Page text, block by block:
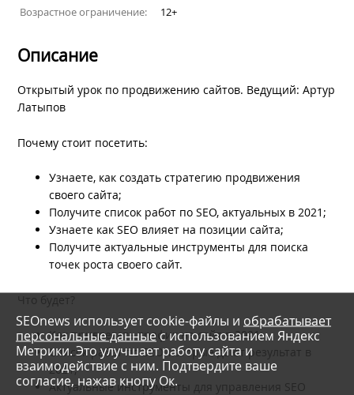
Возрастное ограничение:
12+
Описание
Открытый урок по продвижению сайтов. Ведущий: Артур
Латыпов
Почему стоит посетить:
Узнаете, как cоздать стратегию продвижения
своего сайта;
Получите список работ по SEO, актуальных в 2021;
Узнаете как SEO влияет на позиции сайта;
Получите актуальные инструменты для поиска
точек роста своего сайт.
Что будет?
Как привлекать трафик на сайт в 2021;
Список работ по SEO, которые дают результат в
2021;
Актуальные инструменты для управления SEO
SEOnews использует cookie-файлы и обрабатывает
персональные данныес использованием Яндекс
Метрики. Это улучшает работу сайта и
взаимодействие с ним. Подтвердите ваше
согласие, нажав кнопу Ок.